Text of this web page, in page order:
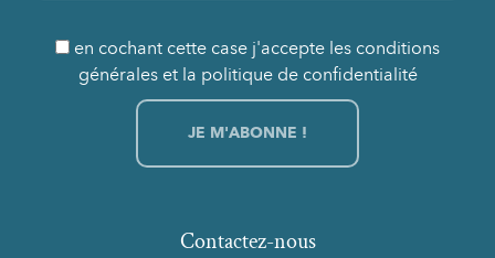
en cochant cette case j'accepte les conditions
générales et la politique de confidentialité
Contactez-nous